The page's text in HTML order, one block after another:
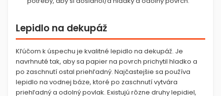
Lepidlo na dekupáž
Kľúčom k úspechu je kvalitné lepidlo na dekupáž. Je
navrhnuté tak, aby sa papier na povrch prichytil hladko a
po zaschnutí ostal priehľadný. Najčastejšie sa používa
lepidlo na vodnej báze, ktoré po zaschnutí vytvára
priehľadný a odolný povlak. Existujú rôzne druhy lepidiel,